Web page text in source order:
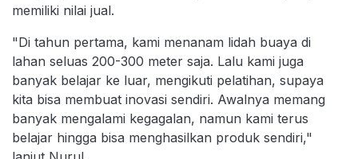
memiliki nilai jual.
"Di tahun pertama, kami menanam lidah buaya di
lahan seluas 200-300 meter saja. Lalu kami juga
banyak belajar ke luar, mengikuti pelatihan, supaya
kita bisa membuat inovasi sendiri. Awalnya memang
banyak mengalami kegagalan, namun kami terus
belajar hingga bisa menghasilkan produk sendiri,"